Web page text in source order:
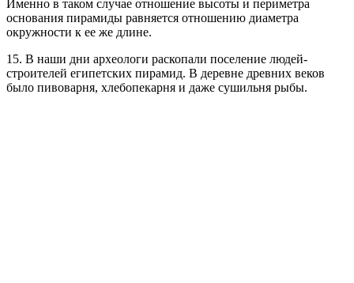
Именно в таком случае отношение высоты и периметра
основания пирамиды равняется отношению диаметра
окружности к ее же длине.
15. В наши дни археологи раскопали поселение людей-
строителей египетских пирамид. В деревне древних веков
было пивоварня, хлебопекарня и даже сушильня рыбы.